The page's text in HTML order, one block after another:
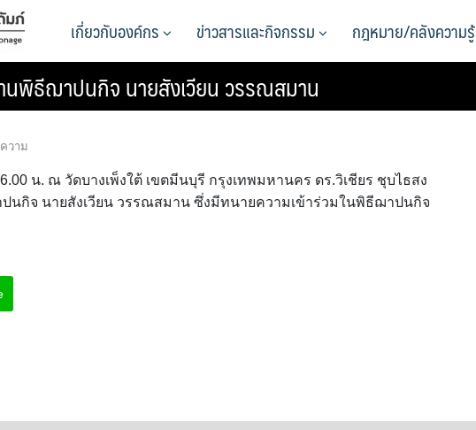
เกี่ยวกับองค์กร ข่าวสารและกิจกรรม กฎหมาย/คลังความรู้
นพิธีฌาปนกิจ​ นายสังเวียน วรรณสมาน
วาม
น. ณ วัดบางเพ็งใต้ เขตมีนบุรี กรุงเทพมหานคร​ ดร.วิเชียร ชุบไธสง
นกิจ​ นายสังเวียน วรรณสมาน ซึ่งมีทนายความเข้าร่วมในพิธีฌาปนกิจ